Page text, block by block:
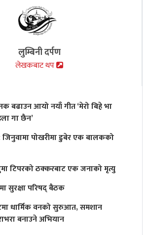
लुम्बिनी दर्पण
लेखकबाट थप
बढाउन आयो नयाँ गीत ‘मेरो बिहे भा
गा छैन’
पोखरीमा डुबेर एक बालकको
टिपरको ठक्करबाट एक जनाको मृत्यु
सुरक्षा परिषद् बैठक
धार्मिक वनको सुरुआत, समशान
बनाउने अभियान